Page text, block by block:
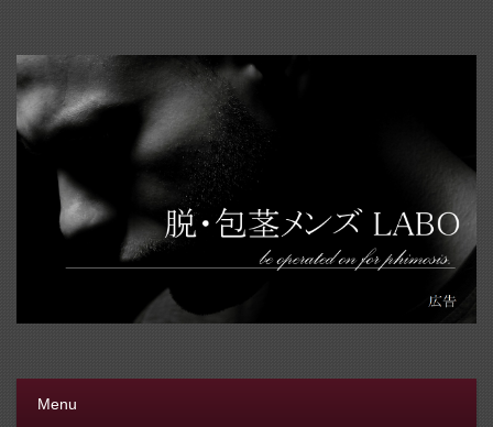
Menu